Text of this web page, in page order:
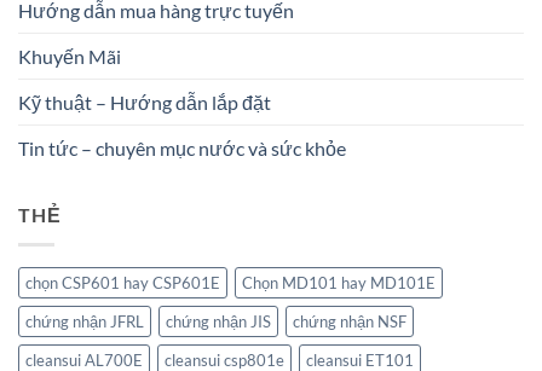
Hướng dẫn mua hàng trực tuyến
Khuyến Mãi
Kỹ thuật – Hướng dẫn lắp đặt
Tin tức – chuyên mục nước và sức khỏe
THẺ
chọn CSP601 hay CSP601E
Chọn MD101 hay MD101E
chứng nhận JFRL
chứng nhận JIS
chứng nhận NSF
cleansui AL700E
cleansui csp801e
cleansui ET101